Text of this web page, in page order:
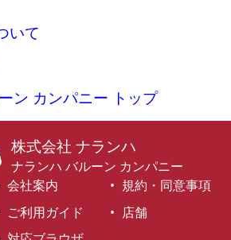
いて
ン カンパニー トップ
株式会社 ナランハ
ナランハ バルーン カンパニー
会社案内
規約・同意事項
ご利用ガイド
店舗